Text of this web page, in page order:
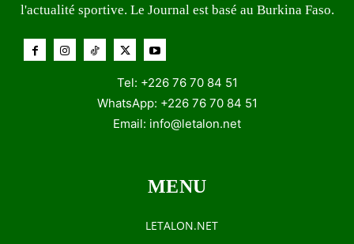
l'actualité sportive. Le Journal est basé au Burkina Faso.
Tel: +226 76 70 84 51
WhatsApp: +226 76 70 84 51
Email: info@letalon.net
MENU
LETALON.NET